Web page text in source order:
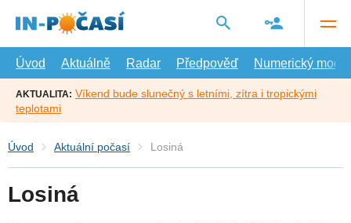
hlavní
Úvod
Aktuálně Radar Předpověď Numerický model
AKTUALITA: Víkend bude slunečný s letními, zítra i tropickými
teplotami
Úvod Aktuální počasí Losiná
Losiná